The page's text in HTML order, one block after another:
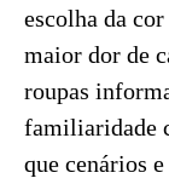
escolha da
maior dor de
roupas
familiaridade
que cenários